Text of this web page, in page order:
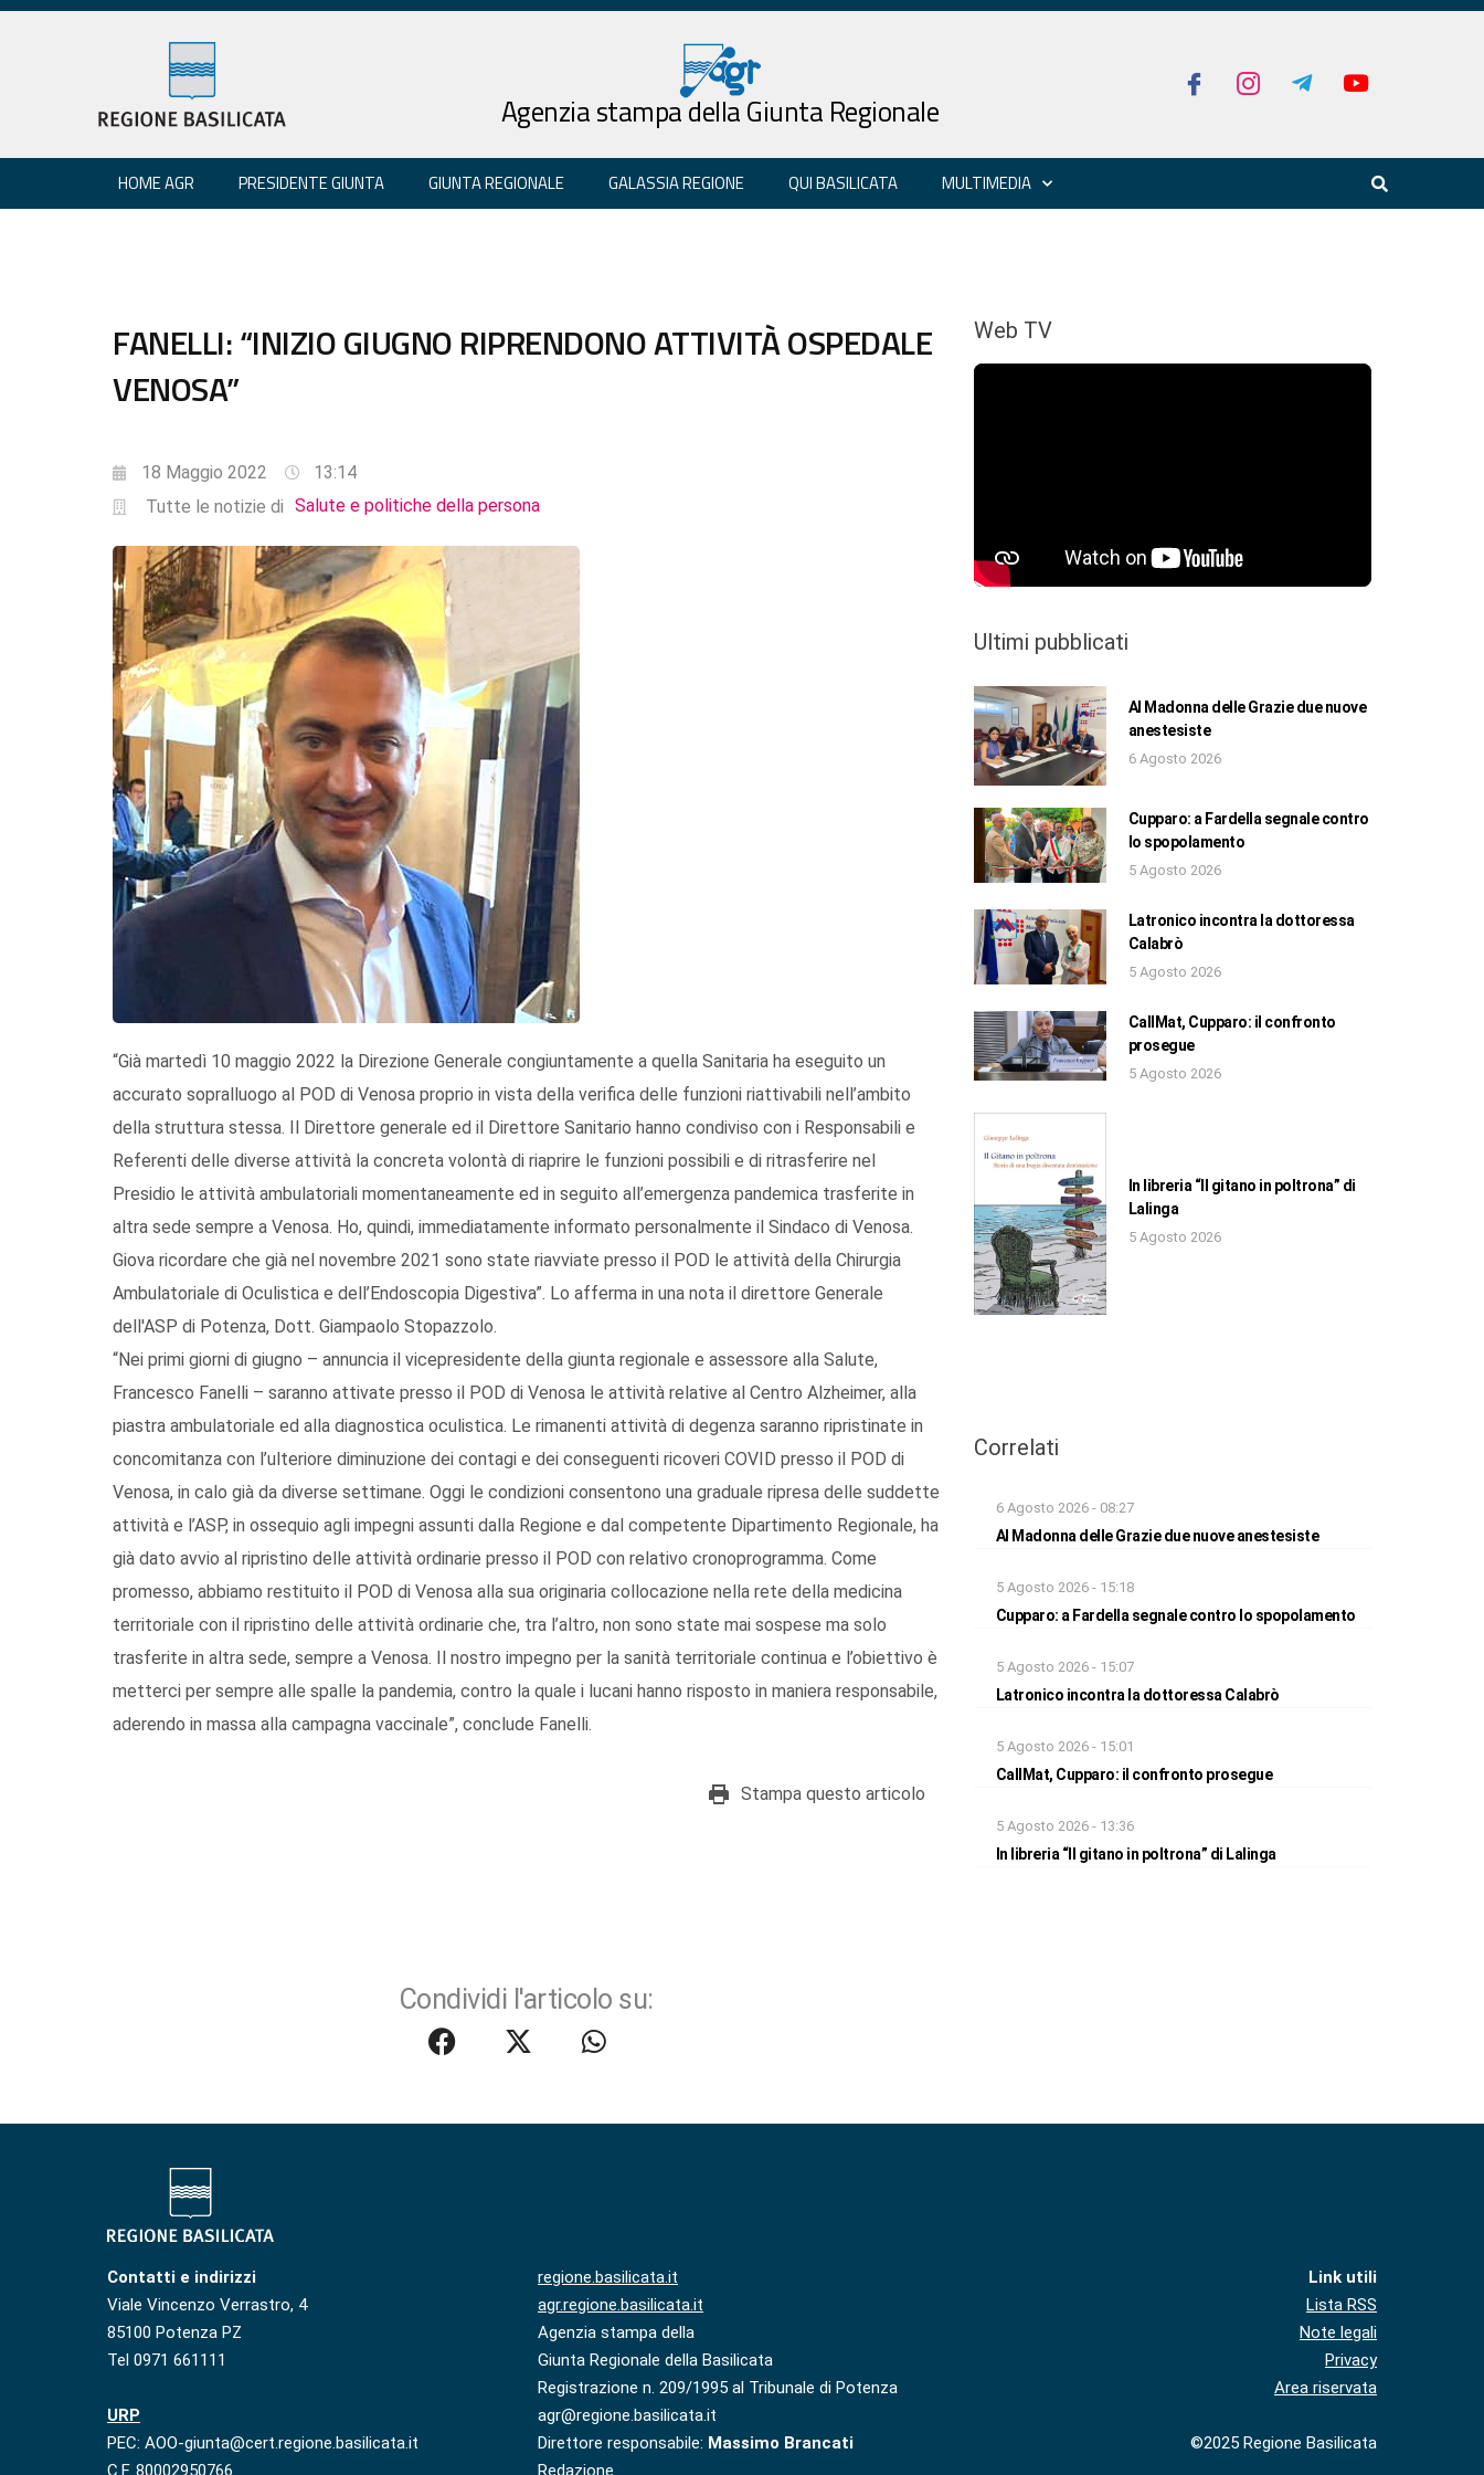
Agenzia stampa della Giunta Regionale
HOME AGR PRESIDENTE GIUNTA GIUNTA REGIONALE GALASSIA REGIONE QUI BASILICATA MULTIMEDIA
FANELLI: “INIZIO GIUGNO RIPRENDONO ATTIVITÀ OSPEDALE
VENOSA”
18 Maggio 2022
13:14
Tutte le notizie di Salute e politiche della persona
“Già martedì 10 maggio 2022 la Direzione Generale congiuntamente a quella Sanitaria ha eseguito un
accurato sopralluogo al POD di Venosa proprio in vista della verifica delle funzioni riattivabili nell’ambito
della struttura stessa. Il Direttore generale ed il Direttore Sanitario hanno condiviso con i Responsabili e
Referenti delle diverse attività la concreta volontà di riaprire le funzioni possibili e di ritrasferire nel
Presidio le attività ambulatoriali momentaneamente ed in seguito all’emergenza pandemica trasferite in
altra sede sempre a Venosa. Ho, quindi, immediatamente informato personalmente il Sindaco di Venosa.
Giova ricordare che già nel novembre 2021 sono state riavviate presso il POD le attività della Chirurgia
Ambulatoriale di Oculistica e dell’Endoscopia Digestiva”. Lo afferma in una nota il direttore Generale
dell'ASP di Potenza, Dott. Giampaolo Stopazzolo.
“Nei primi giorni di giugno – annuncia il vicepresidente della giunta regionale e assessore alla Salute,
Francesco Fanelli – saranno attivate presso il POD di Venosa le attività relative al Centro Alzheimer, alla
piastra ambulatoriale ed alla diagnostica oculistica. Le rimanenti attività di degenza saranno ripristinate in
concomitanza con l’ulteriore diminuzione dei contagi e dei conseguenti ricoveri COVID presso il POD di
Venosa, in calo già da diverse settimane. Oggi le condizioni consentono una graduale ripresa delle suddette
attività e l’ASP, in ossequio agli impegni assunti dalla Regione e dal competente Dipartimento Regionale, ha
già dato avvio al ripristino delle attività ordinarie presso il POD con relativo cronoprogramma. Come
promesso, abbiamo restituito il POD di Venosa alla sua originaria collocazione nella rete della medicina
territoriale con il ripristino delle attività ordinarie che, tra l’altro, non sono state mai sospese ma solo
trasferite in altra sede, sempre a Venosa. Il nostro impegno per la sanità territoriale continua e l’obiettivo è
metterci per sempre alle spalle la pandemia, contro la quale i lucani hanno risposto in maniera responsabile,
aderendo in massa alla campagna vaccinale”, conclude Fanelli.
Stampa questo articolo
Condividi l'articolo su:
Web TV
Ultimi pubblicati
Al Madonna delle Grazie due nuove
anestesiste
6 Agosto 2026
Cupparo: a Fardella segnale contro
lo spopolamento
5 Agosto 2026
Latronico incontra la dottoressa
Calabrò
5 Agosto 2026
CallMat, Cupparo: il confronto
prosegue
5 Agosto 2026
In libreria “Il gitano in poltrona” di
Lalinga
5 Agosto 2026
Correlati
6 Agosto 2026 - 08:27
Al Madonna delle Grazie due nuove anestesiste
5 Agosto 2026 - 15:18
Cupparo: a Fardella segnale contro lo spopolamento
5 Agosto 2026 - 15:07
Latronico incontra la dottoressa Calabrò
5 Agosto 2026 - 15:01
CallMat, Cupparo: il confronto prosegue
5 Agosto 2026 - 13:36
In libreria “Il gitano in poltrona” di Lalinga
Contatti e indirizzi
Viale Vincenzo Verrastro, 4
85100 Potenza PZ
Tel 0971 661111
URP
PEC: AOO-giunta@cert.regione.basilicata.it
regione.basilicata.it
agr.regione.basilicata.it
Agenzia stampa della
Giunta Regionale della Basilicata
Registrazione n. 209/1995 al Tribunale di Potenza
agr@regione.basilicata.it
Direttore responsabile: Massimo Brancati
Link utili
Lista RSS
Note legali
Privacy
Area riservata
©2025 Regione Basilicata